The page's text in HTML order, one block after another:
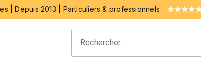
| Depuis 2013 | Particuliers & professionnels